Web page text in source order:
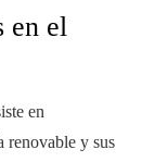
en el
en
renovable y sus